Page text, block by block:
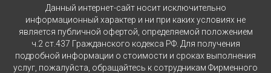
Данный интернет-сайт носит исключительно
информационный характер и ни при каких условиях не
является публичной офертой, определяемой положением
ч.2 ст.437 Гражданского кодекса РФ. Для получения
подробной информации о стоимости и сроках выполнения
услуг, пожалуйста, обращайтесь к сотрудникам Фирменного